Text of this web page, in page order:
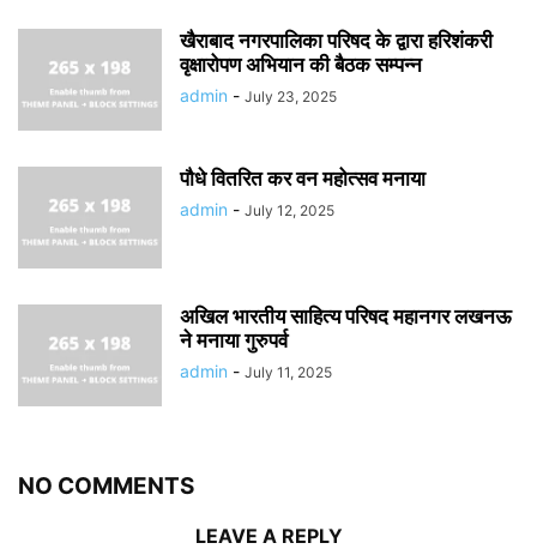
खैराबाद नगरपालिका परिषद के द्वारा हरिशंकरी
वृक्षारोपण अभियान की बैठक सम्पन्न
admin - July 23, 2025
पौधे वितरित कर वन महोत्सव मनाया
admin - July 12, 2025
अखिल भारतीय साहित्य परिषद महानगर लखनऊ
ने मनाया गुरुपर्व
admin - July 11, 2025
NO COMMENTS
LEAVE A REPLY